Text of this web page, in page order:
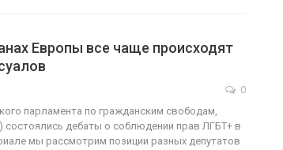
Европы все чаще происходят
0
парламента по гражданским свободам,
состоялись дебаты о соблюдении прав ЛГБТ+ в
мы рассмотрим позиции разных депутатов
В Берлине отпраздновали
легализацию гей-браков